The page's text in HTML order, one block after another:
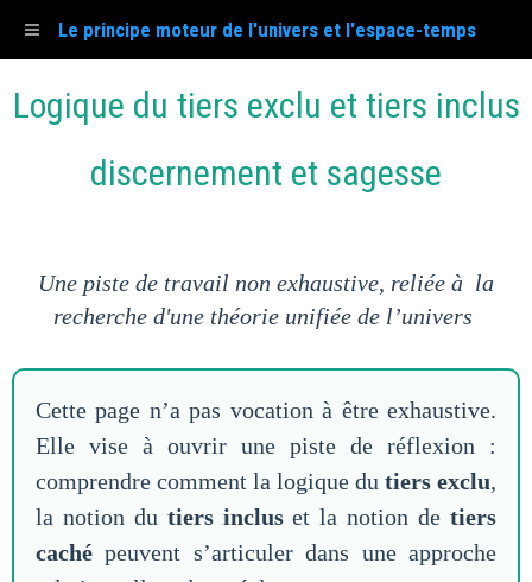
Le principe moteur de l'univers et l'espace-temps
Logique du tiers exclu et tiers inclus
discernement et sagesse
Une piste de travail non exhaustive, reliée à la
recherche d'une théorie unifiée de l’univers
Cette page n’a pas vocation à être exhaustive.
Elle vise à ouvrir une piste de réflexion :
comprendre comment la logique du tiers exclu,
la notion du tiers incluset la notion detiers
caché peuvent s’articuler dans une approche